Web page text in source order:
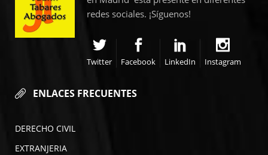
redes sociales. ¡Síguenos!
Twitter Facebook LinkedIn Instagram
ENLACES FRECUENTES
DERECHO CIVIL
EXTRANJERIA